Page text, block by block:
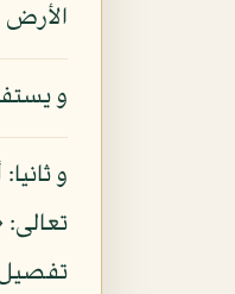
الأرض
و
و
تفصيل